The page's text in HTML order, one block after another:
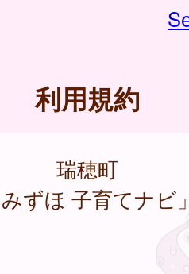
利用規約
瑞穂町
みずほ 子育てナビ